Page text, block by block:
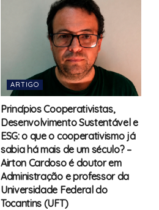
ARTIGO
Princípios Cooperativistas,
Desenvolvimento Sustentável e
ESG: o que o cooperativismo já
sabia há mais de um século? –
Airton Cardoso é doutor em
Administração e professor da
Universidade Federal do
Tocantins (UFT)